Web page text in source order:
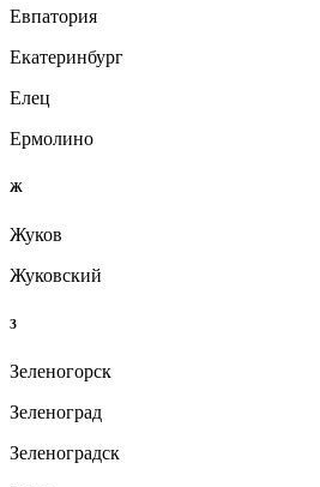
Евпатория
Екатеринбург
Елец
Ермолино
Ж
Жуков
Жуковский
З
Зеленогорск
Зеленоград
Зеленоградск